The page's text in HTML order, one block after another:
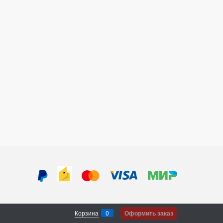
Корзина 0 Оформить заказ